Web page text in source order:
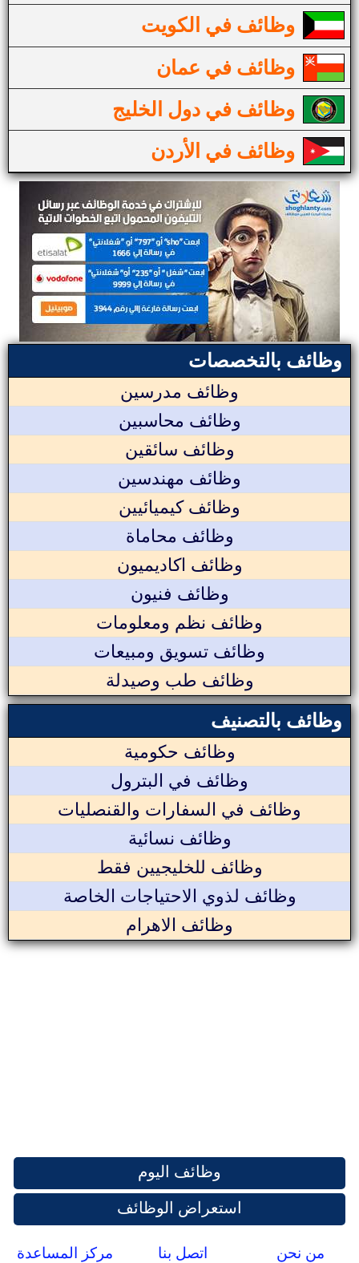
وظائف في الكويت
وظائف في عمان
وظائف في دول الخليج
وظائف في الأردن
وظائف بالتخصصات
وظائف مدرسين
وظائف محاسبين
وظائف سائقين
وظائف مهندسين
وظائف كيميائيين
وظائف محاماة
وظائف اكاديميون
وظائف فنيون
وظائف نظم ومعلومات
وظائف تسويق ومبيعات
وظائف طب وصيدلة
وظائف بالتصنيف
وظائف حكومية
وظائف في البترول
وظائف في السفارات والقنصليات
وظائف نسائية
وظائف للخليجيين فقط
وظائف لذوي الاحتياجات الخاصة
وظائف الاهرام
وظائف اليوم
استعراض الوظائف
من نحن اتصل بنا مركز المساعدة